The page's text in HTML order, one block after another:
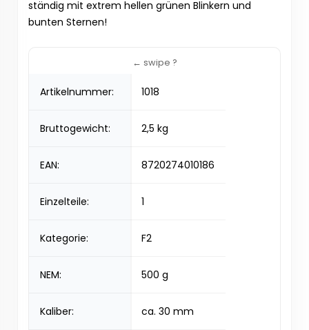
ständig mit extrem hellen grünen Blinkern und
bunten Sternen!
Artikelnummer: 1018
Bruttogewicht: 2,5 kg
EAN: 8720274010186
Einzelteile: 1
Kategorie: F2
NEM: 500 g
Kaliber: ca. 30 mm